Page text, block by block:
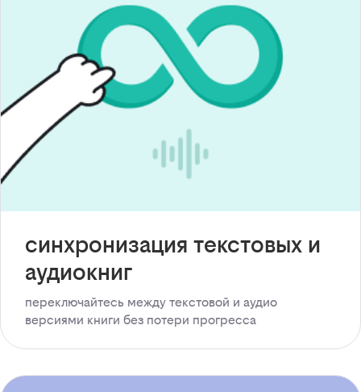
синхронизация текстовых и
аудиокниг
переключайтесь между текстовой и аудио
версиями книги без потери прогресса